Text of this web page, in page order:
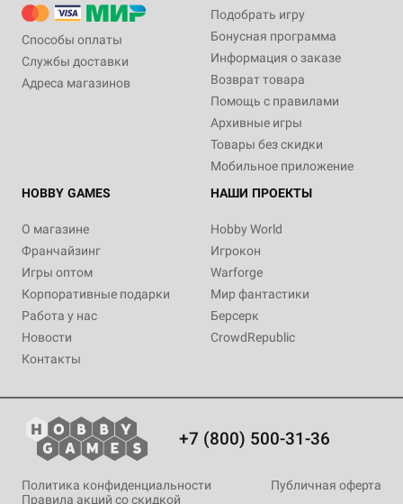
Способы оплаты
Службы доставки
Адреса магазинов
Подобрать игру
Бонусная программа
Информация о заказе
Возврат товара
Помощь с правилами
Архивные игры
Товары без скидки
Мобильное приложение
HOBBY GAMES
О магазине
Франчайзинг
Игры оптом
Корпоративные подарки
Работа у нас
Новости
Контакты
НАШИ ПРОЕКТЫ
Hobby World
Игрокон
Warforge
Мир фантастики
Берсерк
CrowdRepublic
+7 (800) 500-31-36
Политика конфиденциальности
Публичная оферта
Правила акций со скидкой